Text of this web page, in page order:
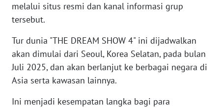
melalui situs resmi dan kanal informasi grup
tersebut.
Tur dunia "THE DREAM SHOW 4" ini dijadwalkan
akan dimulai dari Seoul, Korea Selatan, pada bulan
Juli 2025, dan akan berlanjut ke berbagai negara di
Asia serta kawasan lainnya.
Ini menjadi kesempatan langka bagi para
SULTENG
WN
WN
BABEL